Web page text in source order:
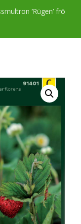
‘Rügen’ frö